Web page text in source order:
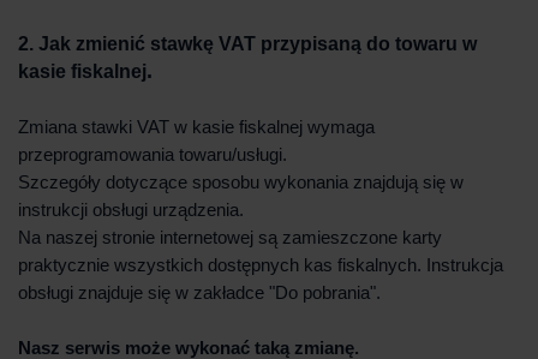
2. Jak zmienić stawkę VAT przypisaną do towaru w
kasie fiskalnej.
Zmiana stawki VAT w kasie fiskalnej wymaga
przeprogramowania towaru/usługi.
Szczegóły dotyczące sposobu wykonania znajdują się w
instrukcji obsługi urządzenia.
Na naszej stronie internetowej są zamieszczone karty
praktycznie wszystkich dostępnych kas fiskalnych. Instrukcja
obsługi znajduje się w zakładce "Do pobrania".
Nasz serwis może wykonać taką zmianę.